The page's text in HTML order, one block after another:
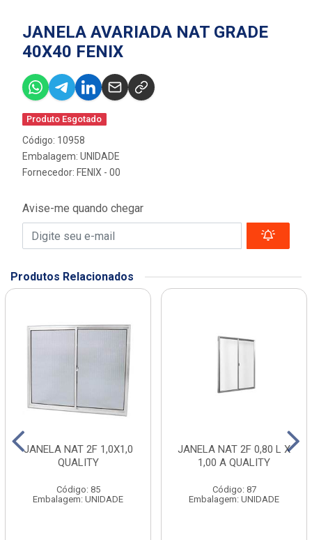
JANELA AVARIADA NAT GRADE
40X40 FENIX
Produto Esgotado
Código: 10958
Embalagem: UNIDADE
Fornecedor: FENIX - 00
Avise-me quando chegar
Produtos Relacionados
JANELA NAT 2F 1,0X1,0
QUALITY
Código: 85
Embalagem: UNIDADE
JANELA NAT 2F 0,80 L X
1,00 A QUALITY
Código: 87
Embalagem: UNIDADE